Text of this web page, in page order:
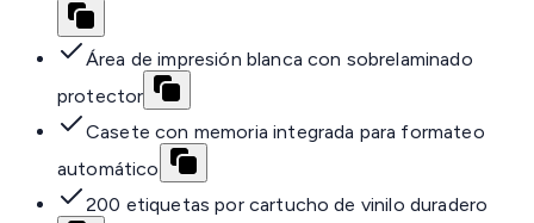
Área de impresión blanca con sobrelaminado
protector
Casete con memoria integrada para formateo
automático
200 etiquetas por cartucho de vinilo duradero